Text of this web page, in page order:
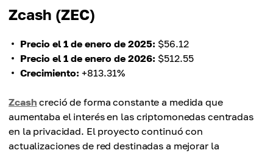
Zcash (ZEC)
Precio el 1 de enero de 2025: $56.12
Precio el 1 de enero de 2026: $512.55
Crecimiento: +813.31%
Zcash creció de forma constante a medida que
aumentaba el interés en las criptomonedas centradas
en la privacidad. El proyecto continuó con
actualizaciones de red destinadas a mejorar la